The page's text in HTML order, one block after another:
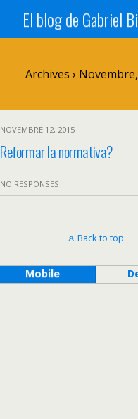
El blog de Gabriel
Archives ›
NOVEMBRE 12, 2015
Reformar la normativa?
NO RESPONSES
Back to top
Mobile